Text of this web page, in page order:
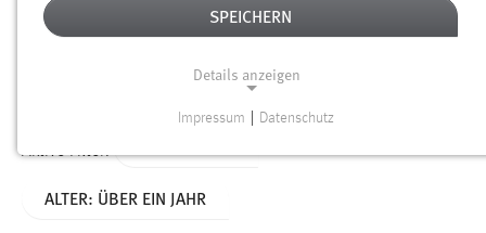
Alter
Aktive Filter:
ALTER: ÜBER EIN JAHR
SPEICHERN
Details anzeigen
Funktionen und sind für die einwandfreie Funktion der
Impressum Datenschutz